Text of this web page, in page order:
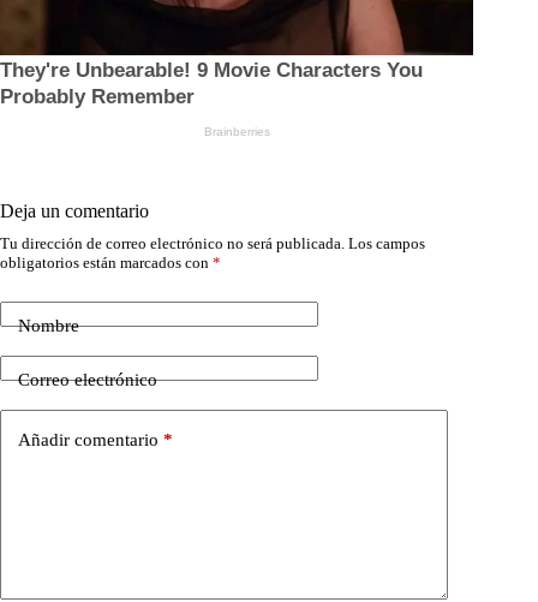
Deja un comentario
Tu dirección de correo electrónico no será publicada. Los campos
obligatorios están marcados con *
Nombre
Correo electrónico
Añadir comentario *